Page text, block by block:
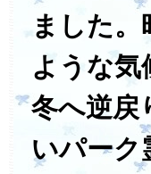
ました
ような
冬へ逆戻
いパーク